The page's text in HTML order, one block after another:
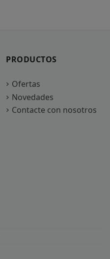
PRODUCTOS
Ofertas
Novedades
Contacte con nosotros